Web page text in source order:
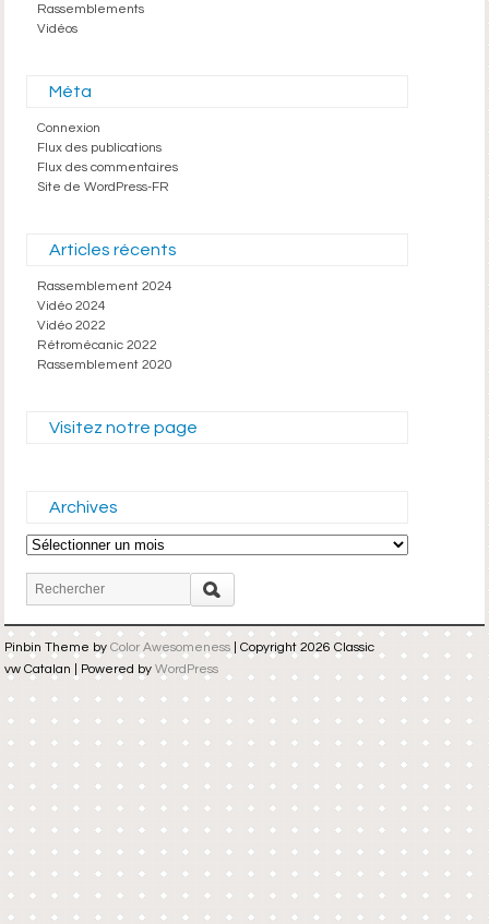
Rassemblements
Vidéos
Méta
Connexion
Flux des publications
Flux des commentaires
Site de WordPress-FR
Articles récents
Rassemblement 2024
Vidéo 2024
Vidéo 2022
Rétromécanic 2022
Rassemblement 2020
Visitez notre page
Archives
Archives
Pinbin Theme by Color Awesomeness | Copyright 2026 Classic
vw Catalan | Powered by WordPress